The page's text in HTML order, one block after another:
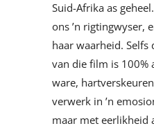
Suid-Afrika as
ons ’n rigtingwyser,
haar waarheid. Selfs
van die film is 100%
ware,
verwerk in ’n
maar met eerlikheid